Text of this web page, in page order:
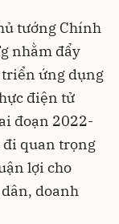
tướng Chính
nhằm đẩy
ứng dụng
điện tử
đoạn 2022-
đi quan trọng
lợi cho
doanh